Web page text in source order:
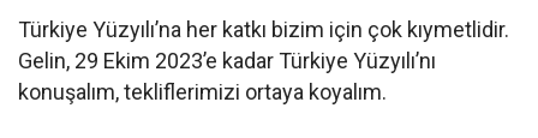
Türkiye Yüzyılı’na her katkı bizim için çok kıymetlidir.
Gelin, 29 Ekim 2023’e kadar Türkiye Yüzyılı’nı
konuşalım, tekliflerimizi ortaya koyalım.